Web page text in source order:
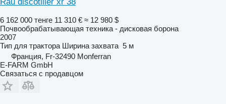
6 162 000 тенге 11 310 € ≈ 12 980 $
Почвообрабатывающая техника - дисковая борона
2007
Тип для трактора Ширина захвата 5 м
Франция, Fr-32490 Monferran
E-FARM GmbH
Связаться с продавцом